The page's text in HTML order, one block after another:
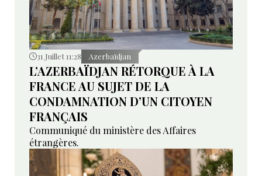
31 Juillet 11:28 Azerbaïdjan
L’AZERBAÏDJAN RÉTORQUE À LA
FRANCE AU SUJET DE LA
CONDAMNATION D’UN CITOYEN
FRANÇAIS
Communiqué du ministère des Affaires
étrangères.